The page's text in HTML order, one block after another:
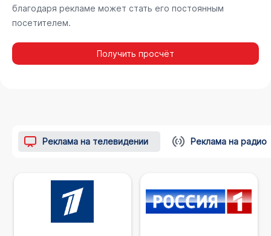
благодаря рекламе может стать его постоянным
посетителем.
Получить просчёт
Реклама на телевидении Реклама на радио